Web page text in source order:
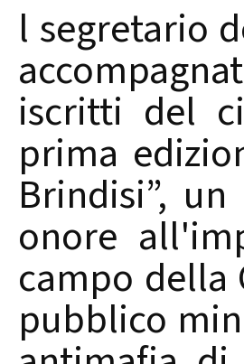
l segretario
iscritti del
prima
Brindisi”,
onore
campo della
pubblico